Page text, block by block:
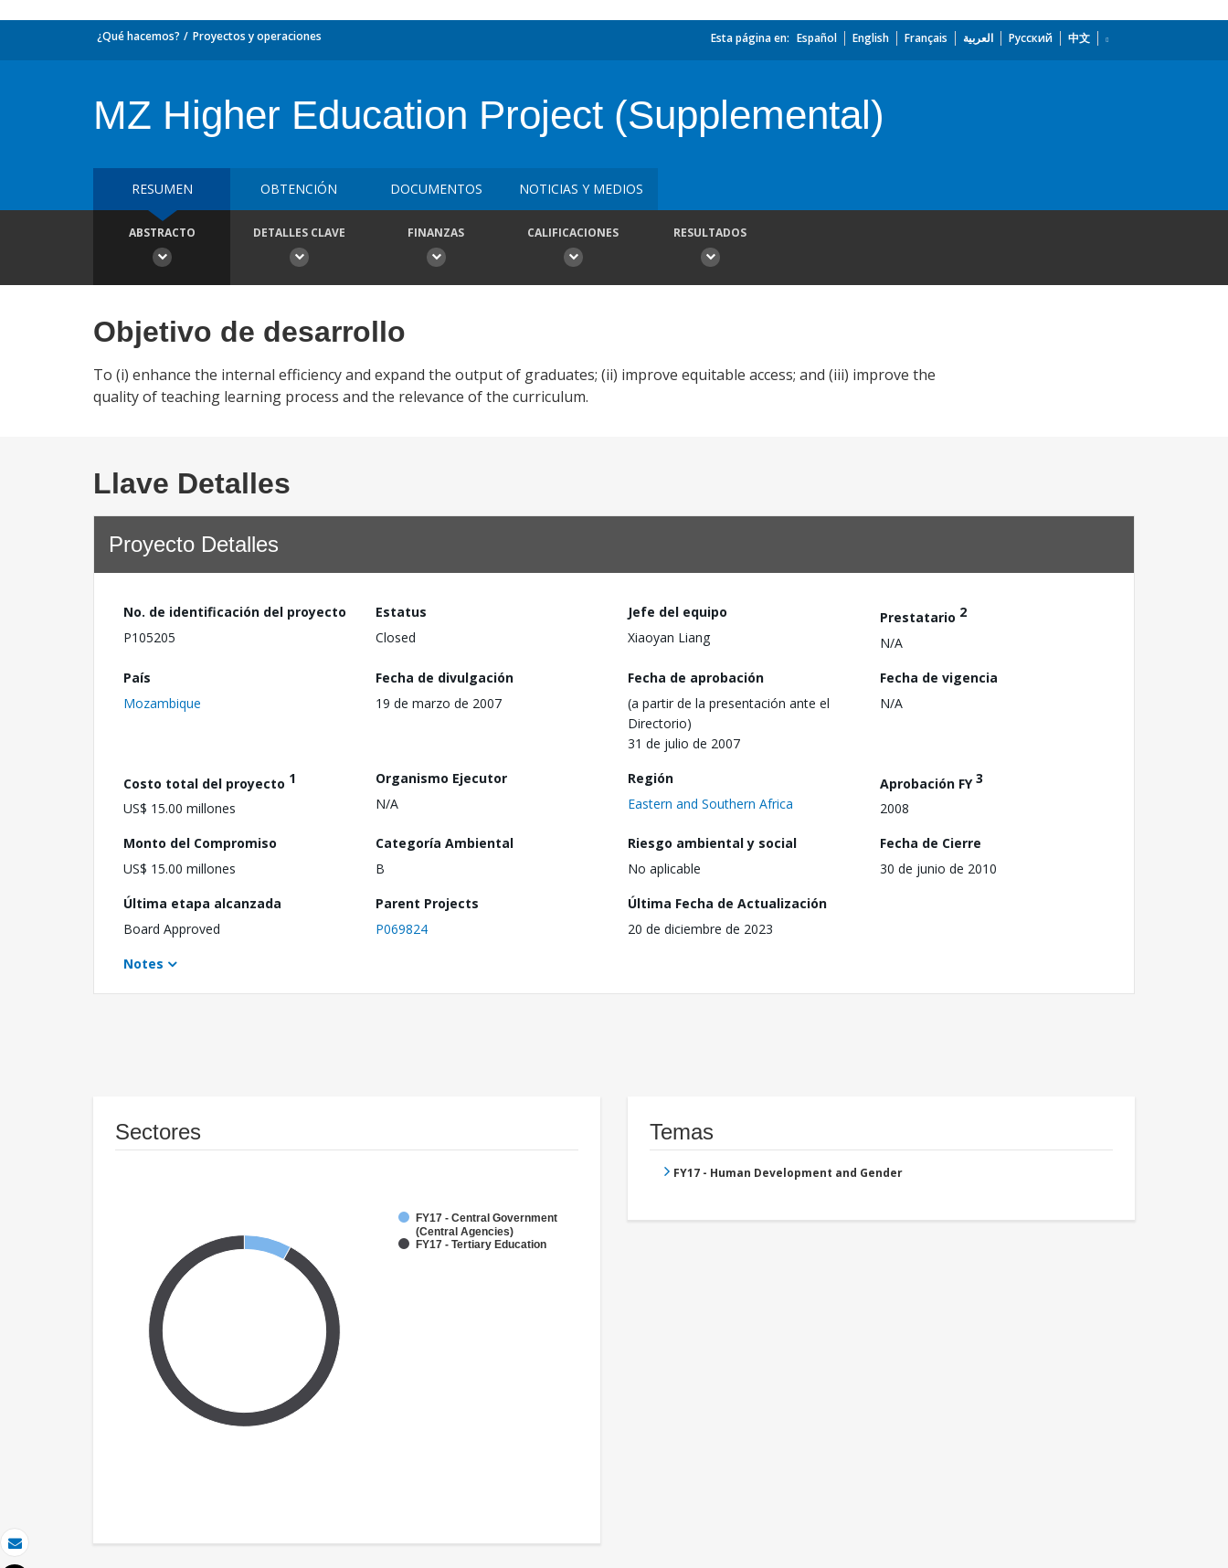
Correo electrónico
¿Qué hacemos? Proyectos y operaciones Esta página en: Español English Français العربية Русский 中文
MZ Higher Education Project (Supplemental)
RESUMEN OBTENCIÓN DOCUMENTOS NOTICIAS Y MEDIOS
ABSTRACTO DETALLES CLAVE FINANZAS CALIFICACIONES RESULTADOS
Objetivo de desarrollo
To (i) enhance the internal efficiency and expand the output of graduates; (ii) improve equitable access; and (iii) improve the
quality of teaching learning process and the relevance of the curriculum.
Llave Detalles
Proyecto Detalles
No. de identificación del proyecto
P105205
Estatus
Closed
Jefe del equipo
Xiaoyan Liang
Prestatario 2
N/A
País
Mozambique
Fecha de divulgación
19 de marzo de 2007
Fecha de aprobación
(a partir de la presentación ante el
Directorio)
31 de julio de 2007
Fecha de vigencia
N/A
Costo total del proyecto 1
US$ 15.00 millones
Organismo Ejecutor
N/A
Región
Eastern and Southern Africa
Aprobación FY3
2008
Monto del Compromiso
US$ 15.00 millones
Categoría Ambiental
B
Riesgo ambiental y social
No aplicable
Fecha de Cierre
30 de junio de 2010
Última etapa alcanzada
Board Approved
Parent Projects
P069824
Última Fecha de Actualización
20 de diciembre de 2023
Notes
Sectores
FY17 - Central Government
(Central Agencies)
FY17 - Tertiary Education
Temas
FY17 - Human Development and Gender